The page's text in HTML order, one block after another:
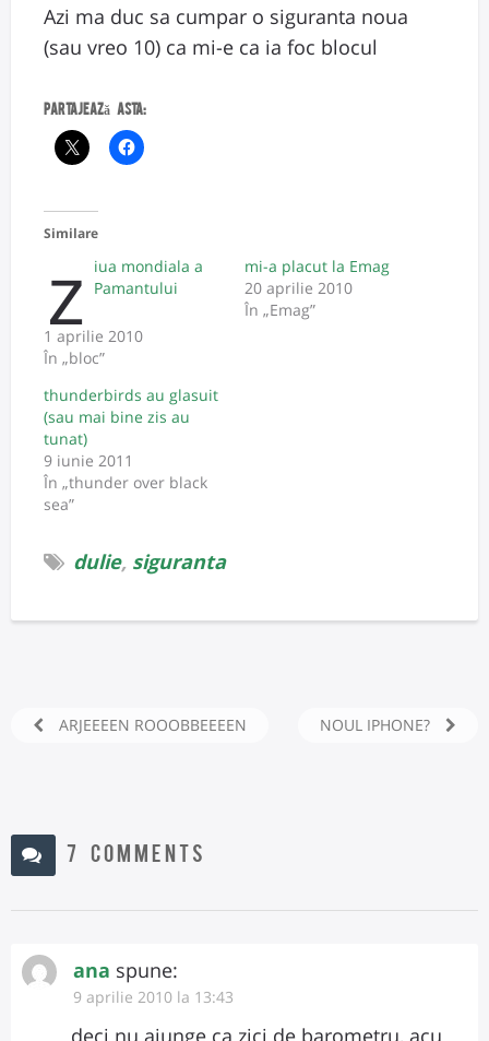
Azi ma duc sa cumpar o siguranta noua
(sau vreo 10) ca mi-e ca ia foc blocul
Partajează asta:
Similare
z
iua mondiala a
Pamantului
1 aprilie 2010
În „bloc”
mi-a placut la Emag
20 aprilie 2010
În „Emag”
thunderbirds au glasuit
(sau mai bine zis au
tunat)
9 iunie 2011
În „thunder over black
sea”
dulie, siguranta
ARJEEEEN ROOOBBEEEEN NOUL IPHONE?
7 COMMENTS
ana spune:
9 aprilie 2010 la 13:43
deci nu ajunge ca zici de barometru, acu